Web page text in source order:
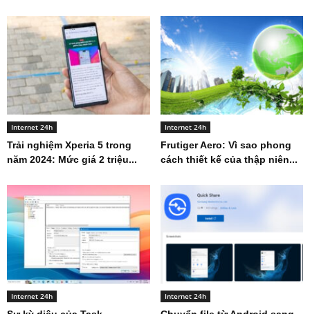
Internet 24h
Trải nghiệm Xperia 5 trong
năm 2024: Mức giá 2 triệu...
Internet 24h
Frutiger Aero: Vì sao phong
cách thiết kế của thập niên...
Internet 24h Internet 24h